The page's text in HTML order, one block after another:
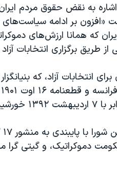
اشاره به نقض حقوق مردم
بر ادامه سیاست‌های
که همانا ارزش‌های
از طریق برگزاری انتخابات
انتخابات آزاد، که
دموکراتیک، و گیتی گرا